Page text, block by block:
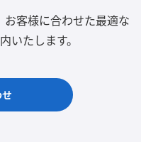
お客様に合わせた最適な
いたします。